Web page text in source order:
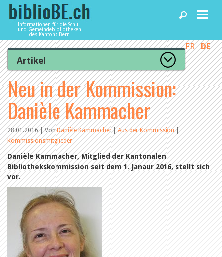
Informationen für die Schul-
und Gemeindebibliotheken
des Kantons Bern
Home
News und Fachbeiträge
Bibliotheken
Agenda
Dienstleistungen
biblioBE nutzen
FR DE
Artikel
Zur Artikelübersicht
Lesenswert
Gut bewertet
Kategorien
Aus dem Amt für Kultur
Aus der Kommission
Aus den Bibliotheken
Organisation
Raum und Infrastruktur
Bestand
Benutzung
Finanzen
Personal
Qualitätsmanagement
Recht und Politik
Öffentlichkeitsarbeit
Leseförderung
Aus aller Welt
Verschiedenes
Neu in der Kommission:
Danièle Kammacher
28.01.2016 | VonDanièle Kammacher|Aus der Kommission|
Kommissionsmitglieder
Danièle Kammacher, Mitglied der Kantonalen
Bibliothekskommission seit dem 1. Janaur 2016, stellt sich
vor.